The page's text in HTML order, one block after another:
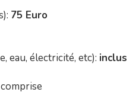
75 Euro
eau, électricité, etc): inclus